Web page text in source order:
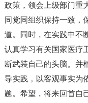
政策，领会上级部门重
同党同组织保持一致，
道。同时，在实践中不
认真学习有关国家医疗
断武装自己的头脑。并
导实践，以客观事实为
题。希望，将来回首自